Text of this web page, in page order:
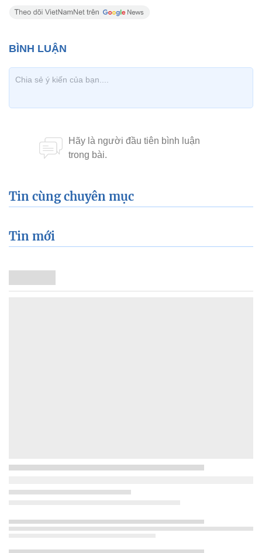
Tin cùng chuyên mục
Tin mới